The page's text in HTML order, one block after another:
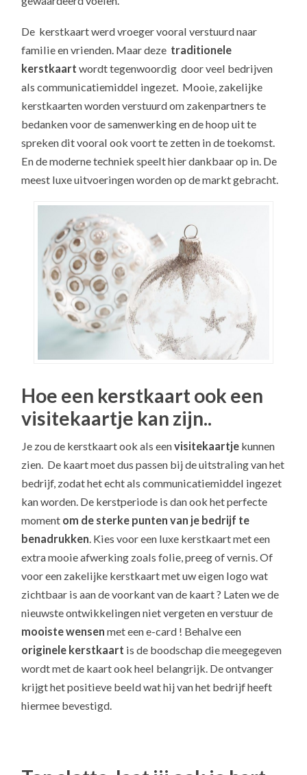
De kerstkaart werd vroeger vooral verstuurd naar
familie en vrienden. Maar deze traditionele
kerstkaart wordt tegenwoordig door veel bedrijven
als communicatiemiddel ingezet. Mooie, zakelijke
kerstkaarten worden verstuurd om zakenpartners te
bedanken voor de samenwerking en de hoop uit te
spreken dit vooral ook voort te zetten in de toekomst.
En de moderne techniek speelt hier dankbaar op in. De
meest luxe uitvoeringen worden op de markt gebracht.
Hoe een kerstkaart ook een
visitekaartje kan zijn..
Je zou de kerstkaart ook als eenvisitekaartje kunnen
zien. De kaart moet dus passen bij de uitstraling van het
bedrijf, zodat het echt als communicatiemiddel ingezet
kan worden. De kerstperiode is dan ook het perfecte
moment om de sterke punten van je bedrijf te
benadrukken. Kies voor een luxe kerstkaart met een
extra mooie afwerking zoals folie, preeg of vernis. Of
voor een zakelijke kerstkaart met uw eigen logo wat
zichtbaar is aan de voorkant van de kaart ? Laten we de
nieuwste ontwikkelingen niet vergeten en verstuur de
mooiste wensen met een e-card ! Behalve een
originele kerstkaart is de boodschap die meegegeven
wordt met de kaart ook heel belangrijk. De ontvanger
krijgt het positieve beeld wat hij van het bedrijf heeft
hiermee bevestigd.